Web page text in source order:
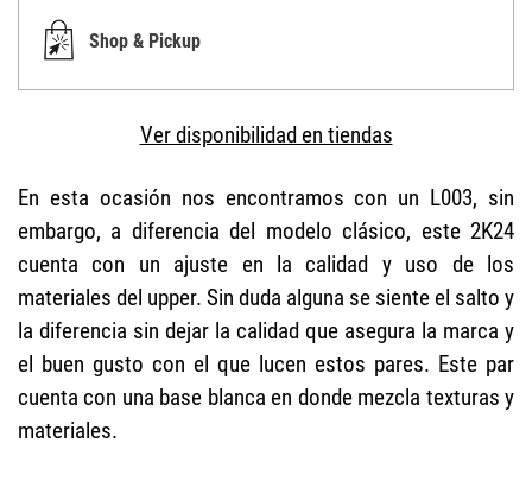
Shop & Pickup
Ver disponibilidad en tiendas
En esta ocasión nos encontramos con un L003, sin
embargo, a diferencia del modelo clásico, este 2K24
cuenta con un ajuste en la calidad y uso de los
materiales del upper. Sin duda alguna se siente el salto y
la diferencia sin dejar la calidad que asegura la marca y
el buen gusto con el que lucen estos pares. Este par
cuenta con una base blanca en donde mezcla texturas y
materiales.